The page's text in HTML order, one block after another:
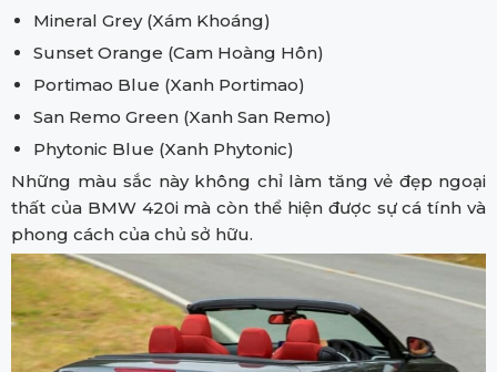
Mineral Grey (Xám Khoáng)
Sunset Orange (Cam Hoàng Hôn)
Portimao Blue (Xanh Portimao)
San Remo Green (Xanh San Remo)
Phytonic Blue (Xanh Phytonic)
Những màu sắc này không chỉ làm tăng vẻ đẹp ngoại
thất của BMW 420i mà còn thể hiện được sự cá tính và
phong cách của chủ sở hữu.